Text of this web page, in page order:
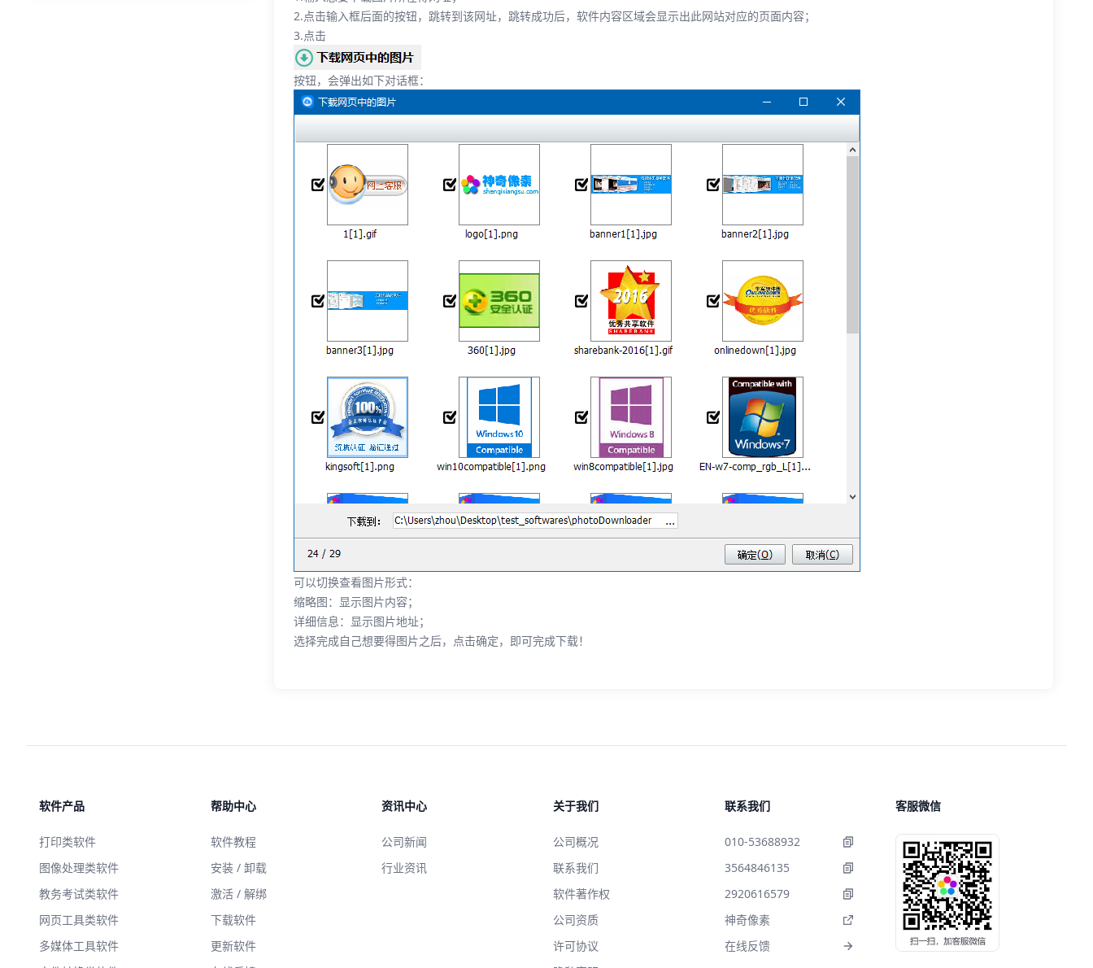
2.点击输入框后面的按钮，跳转到该网址，跳转成功后，软件内容区域会显示出此网站对应的页面内容；
3.点击
按钮，会弹出如下对话框：
可以切换查看图片形式：
缩略图：显示图片内容；
详细信息：显示图片地址；
选择完成自己想要得图片之后，点击确定，即可完成下载！
软件产品
打印类软件
图像处理类软件
教务考试类软件
网页工具类软件
多媒体工具软件
帮助中心
软件教程
安装 / 卸载
激活 / 解绑
下载软件
更新软件
资讯中心
公司新闻
行业资讯
关于我们
公司概况
联系我们
软件著作权
公司资质
许可协议
联系我们
010-53688932
3564846135
2920616579
神奇像素
在线反馈
客服微信